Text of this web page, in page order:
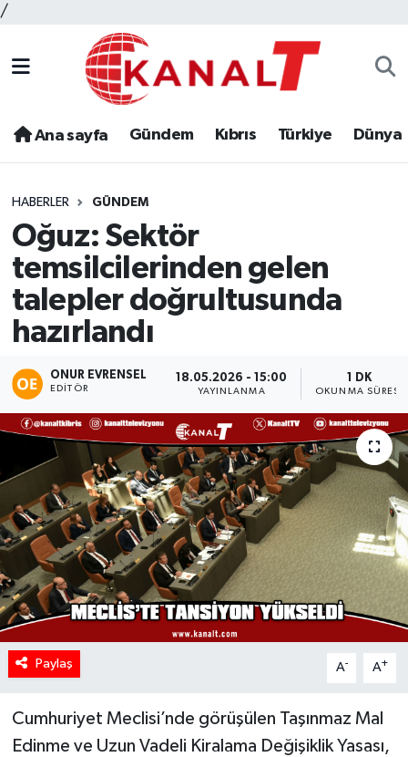
/
Ana sayfa Gündem Kıbrıs Türkiye Dünya
HABERLER GÜNDEM
Oğuz: Sektör
temsilcilerinden gelen
talepler doğrultusunda
hazırlandı
ONUR EVRENSEL
EDITÖR
18.05.2026 - 15:00
YAYINLANMA
1 DK
OKUNMA SÜRESI
Paylaş A- A+
Cumhuriyet Meclisi’nde görüşülen Taşınmaz Mal
Edinme ve Uzun Vadeli Kiralama Değişiklik Yasası,